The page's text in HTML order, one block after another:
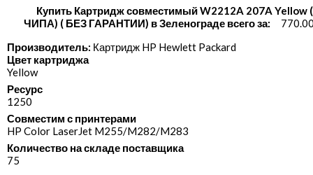
Купить Картридж совместимый W2212A 207A Yellow
ЧИПА) ( БЕЗ ГАРАНТИИ) в Зеленограде всего за:
Производитель: Картридж HP Hewlett Packard
Цвет картриджа
Yellow
Ресурс
1250
Совместим с принтерами
HP Color LaserJet M255/​M282/​M283
Количество на складе поставщика
75